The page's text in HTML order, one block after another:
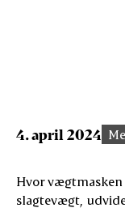
4. april 2024
Hvor
slagtevægt,